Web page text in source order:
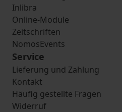
Inlibra
Online-Module
Zeitschriften
NomosEvents
Service
Lieferung und Zahlung
Kontakt
Häufig gestellte Fragen
Widerruf